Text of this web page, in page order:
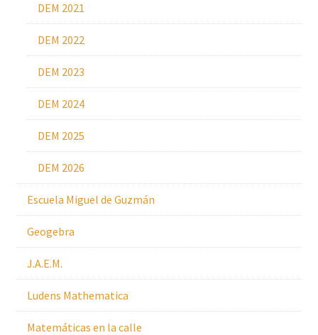
DEM 2021
DEM 2022
DEM 2023
DEM 2024
DEM 2025
DEM 2026
Escuela Miguel de Guzmán
Geogebra
J.A.E.M.
Ludens Mathematica
Matemáticas en la calle